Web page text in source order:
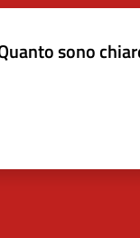
sono